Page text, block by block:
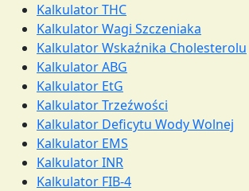
Kalkulator THC
Kalkulator Wagi Szczeniaka
Kalkulator Wskaźnika Cholesterolu
Kalkulator ABG
Kalkulator EtG
Kalkulator Trzeźwości
Kalkulator Deficytu Wody Wolnej
Kalkulator EMS
Kalkulator INR
Kalkulator FIB-4